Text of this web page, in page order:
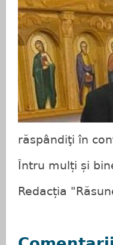
răspândiţi în
Întru mulți și
Redacția